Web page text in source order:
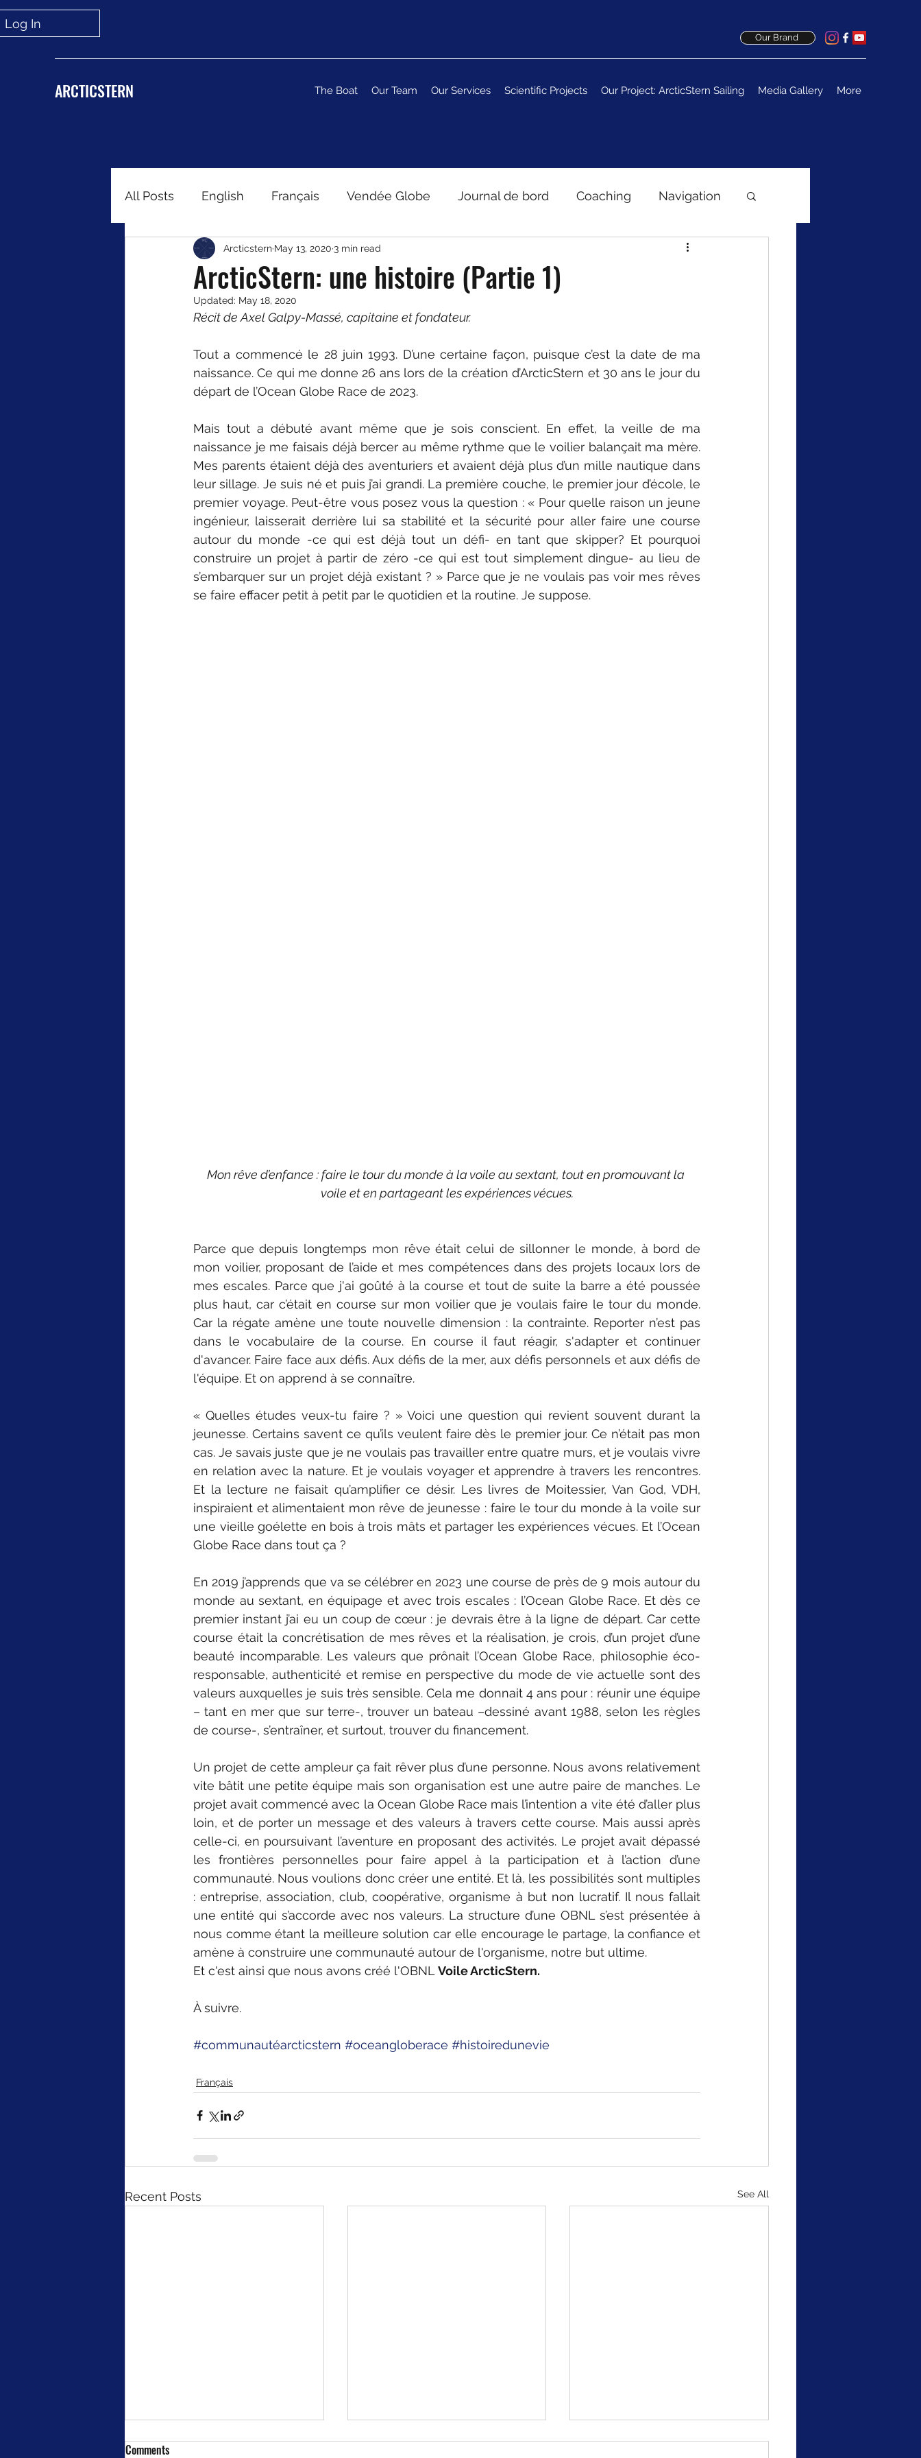
Log In
Our Brand
ARCTICSTERN The Boat Our Team Our Services Scientific Projects Our Project: ArcticStern Sailing Media Gallery More
All Posts English Français Vendée Globe Journal de bord Coaching Navigation
ArcticStern: une histoire (Partie 1)
Arcticstern May 13, 2020 3 min read
Updated: May 18, 2020
Récit de Axel Galpy-Massé, capitaine et fondateur.
Tout a commencé le 28 juin 1993. D’une certaine façon, puisque c’est la date de ma
naissance. Ce qui me donne 26 ans lors de la création d’ArcticStern et 30 ans le jour du
départ de l’Ocean Globe Race de 2023.
Mais tout a débuté avant même que je sois conscient. En effet, la veille de ma
naissance je me faisais déjà bercer au même rythme que le voilier balançait ma mère.
Mes parents étaient déjà des aventuriers et avaient déjà plus d’un mille nautique dans
leur sillage. Je suis né et puis j’ai grandi. La première couche, le premier jour d’école, le
premier voyage. Peut-être vous posez vous la question : « Pour quelle raison un jeune
ingénieur, laisserait derrière lui sa stabilité et la sécurité pour aller faire une course
autour du monde -ce qui est déjà tout un défi- en tant que skipper? Et pourquoi
construire un projet à partir de zéro -ce qui est tout simplement dingue- au lieu de
s’embarquer sur un projet déjà existant ? » Parce que je ne voulais pas voir mes rêves
se faire effacer petit à petit par le quotidien et la routine. Je suppose.
Mon rêve d’enfance : faire le tour du monde à la voile au sextant, tout en promouvant la
voile et en partageant les expériences vécues.
Parce que depuis longtemps mon rêve était celui de sillonner le monde, à bord de
mon voilier, proposant de l’aide et mes compétences dans des projets locaux lors de
mes escales. Parce que j'ai goûté à la course et tout de suite la barre a été poussée
plus haut, car c’était en course sur mon voilier que je voulais faire le tour du monde.
Car la régate amène une toute nouvelle dimension : la contrainte. Reporter n’est pas
dans le vocabulaire de la course. En course il faut réagir, s'adapter et continuer
d'avancer. Faire face aux défis. Aux défis de la mer, aux défis personnels et aux défis de
l'équipe. Et on apprend à se connaître.
« Quelles études veux-tu faire ? » Voici une question qui revient souvent durant la
jeunesse. Certains savent ce qu’ils veulent faire dès le premier jour. Ce n’était pas mon
cas. Je savais juste que je ne voulais pas travailler entre quatre murs, et je voulais vivre
en relation avec la nature. Et je voulais voyager et apprendre à travers les rencontres.
Et la lecture ne faisait qu’amplifier ce désir. Les livres de Moitessier, Van God, VDH,
inspiraient et alimentaient mon rêve de jeunesse : faire le tour du monde à la voile sur
une vieille goélette en bois à trois mâts et partager les expériences vécues. Et l’Ocean
Globe Race dans tout ça ?
En 2019 j’apprends que va se célébrer en 2023 une course de près de 9 mois autour du
monde au sextant, en équipage et avec trois escales : l’Ocean Globe Race. Et dès ce
premier instant j’ai eu un coup de cœur : je devrais être à la ligne de départ. Car cette
course était la concrétisation de mes rêves et la réalisation, je crois, d’un projet d’une
beauté incomparable. Les valeurs que prônait l’Ocean Globe Race, philosophie éco-
responsable, authenticité et remise en perspective du mode de vie actuelle sont des
valeurs auxquelles je suis très sensible. Cela me donnait 4 ans pour : réunir une équipe
– tant en mer que sur terre-, trouver un bateau –dessiné avant 1988, selon les règles
de course-, s’entraîner, et surtout, trouver du financement.
Un projet de cette ampleur ça fait rêver plus d’une personne. Nous avons relativement
vite bâtit une petite équipe mais son organisation est une autre paire de manches. Le
projet avait commencé avec la Ocean Globe Race mais l’intention a vite été d’aller plus
loin, et de porter un message et des valeurs à travers cette course. Mais aussi après
celle-ci, en poursuivant l’aventure en proposant des activités. Le projet avait dépassé
les frontières personnelles pour faire appel à la participation et à l’action d’une
communauté. Nous voulions donc créer une entité. Et là, les possibilités sont multiples
: entreprise, association, club, coopérative, organisme à but non lucratif. Il nous fallait
une entité qui s’accorde avec nos valeurs. La structure d’une OBNL s’est présentée à
nous comme étant la meilleure solution car elle encourage le partage, la confiance et
amène à construire une communauté autour de l'organisme, notre but ultime.
Et c'est ainsi que nous avons créé l'OBNL Voile ArcticStern.
À suivre.
#communautéarcticstern #oceangloberace #histoiredunevie
Français
Recent Posts See All
Comments